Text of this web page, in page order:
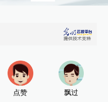
点赞 飘过